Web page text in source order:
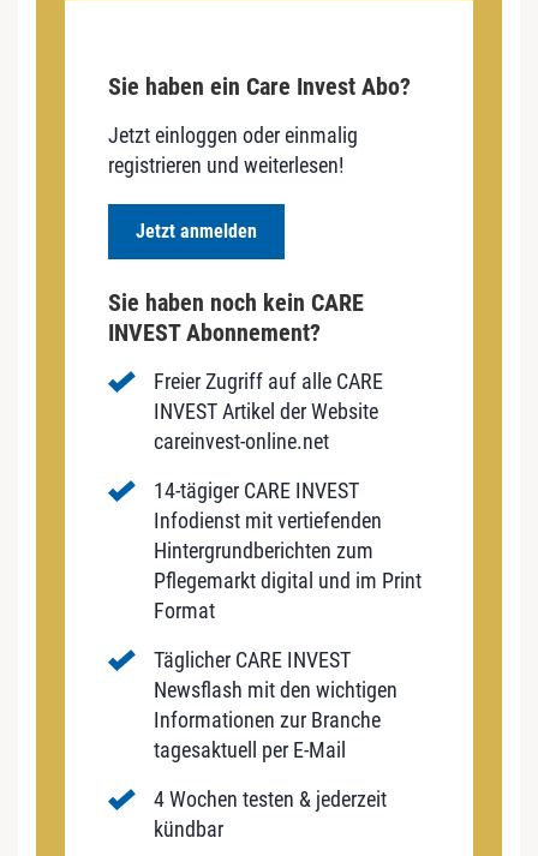
Sie haben ein Care Invest Abo?
Jetzt einloggen oder einmalig
registrieren und weiterlesen!
Jetzt anmelden
Sie haben noch kein CARE
INVEST Abonnement?
Freier Zugriff auf alle CARE
INVEST Artikel der Website
careinvest-online.net
14-tägiger CARE INVEST
Infodienst mit vertiefenden
Hintergrundberichten zum
Pflegemarkt digital und im Print
Format
Täglicher CARE INVEST
Newsflash mit den wichtigen
Informationen zur Branche
tagesaktuell per E-Mail
4 Wochen testen & jederzeit
kündbar